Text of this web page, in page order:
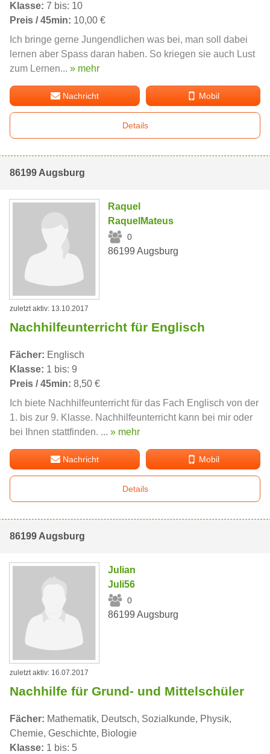
Klasse: 7 bis: 10
Preis / 45min: 10,00 €
Ich bringe gerne Jungendlichen was bei, man soll dabei
lernen aber Spass daran haben. So kriegen sie auch Lust
zum Lernen... » mehr
Nachricht Mobil
Details
86199 Augsburg
Raquel
RaquelMateus
0
86199 Augsburg
zuletzt aktiv: 13.10.2017
Nachhilfeunterricht für Englisch
Fächer: Englisch
Klasse: 1 bis: 9
Preis / 45min: 8,50 €
Ich biete Nachhilfeunterricht für das Fach Englisch von der
1. bis zur 9. Klasse. Nachhilfeunterricht kann bei mir oder
bei Ihnen stattfinden. ... » mehr
Nachricht Mobil
Details
86199 Augsburg
Julian
Juli56
0
86199 Augsburg
zuletzt aktiv: 16.07.2017
Nachhilfe für Grund- und Mittelschüler
Fächer: Mathematik, Deutsch, Sozialkunde, Physik,
Chemie, Geschichte, Biologie
Klasse: 1 bis: 5